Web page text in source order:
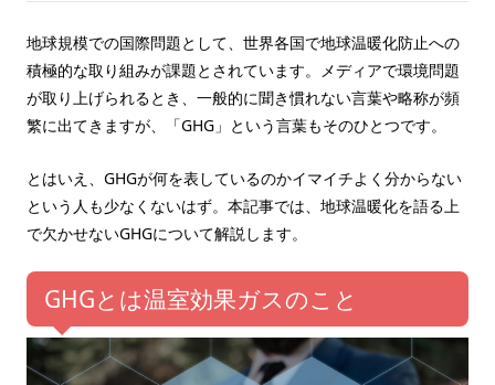
地球規模での国際問題として、世界各国で地球温暖化防止への
積極的な取り組みが課題とされています。メディアで環境問題
が取り上げられるとき、一般的に聞き慣れない言葉や略称が頻
繁に出てきますが、「GHG」という言葉もそのひとつです。
とはいえ、GHGが何を表しているのかイマイチよく分からない
という人も少なくないはず。本記事では、地球温暖化を語る上
で欠かせないGHGについて解説します。
GHGとは温室効果ガスのこと